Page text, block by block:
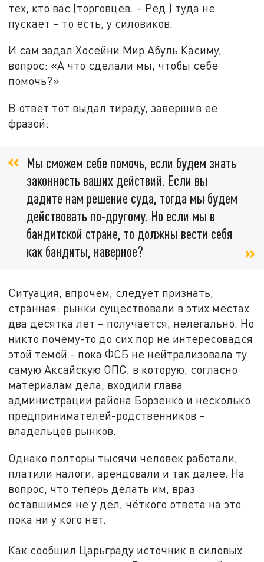
тех, кто вас (торговцев. – Ред.) туда не
пускает – то есть, у силовиков.
И сам задал Хосейни Мир Абуль Касиму,
вопрос: «А что сделали мы, чтобы себе
помочь?»
В ответ тот выдал тираду, завершив ее
фразой:
Мы сможем себе помочь, если будем знать
законность ваших действий. Если вы
дадите нам решение суда, тогда мы будем
действовать по-другому. Но если мы в
бандитской стране, то должны вести себя
как бандиты, наверное?
Ситуация, впрочем, следует признать,
странная: рынки существовали в этих местах
два десятка лет – получается, нелегально. Но
никто почему-то до сих пор не интересовадся
этой темой - пока ФСБ не нейтрализовала ту
самую Аксайскую ОПС, в которую, согласно
материалам дела, входили глава
администрации района Борзенко и несколько
предпринимателей-родственников –
владельцев рынков.
Однако полторы тысячи человек работали,
платили налоги, арендовали и так далее. На
вопрос, что теперь делать им, враз
оставшимся не у дел, чёткого ответа на это
пока ни у кого нет.
Как сообщил Царьграду источник в силовых